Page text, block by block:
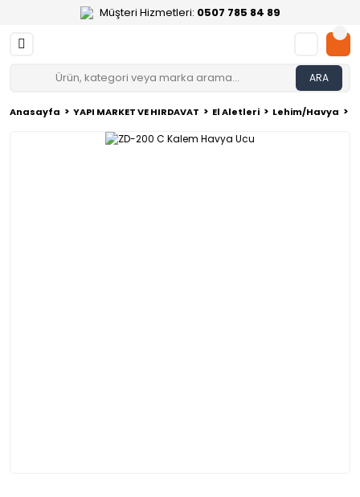
Müşteri Hizmetleri: 0507 785 84 89
ARA
Anasayfa YAPI MARKET VE HIRDAVAT El Aletleri Lehim/Havya